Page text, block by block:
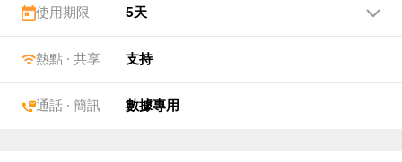
使用期限 5天
熱點 · 共享 支持
通話 · 簡訊 數據專用